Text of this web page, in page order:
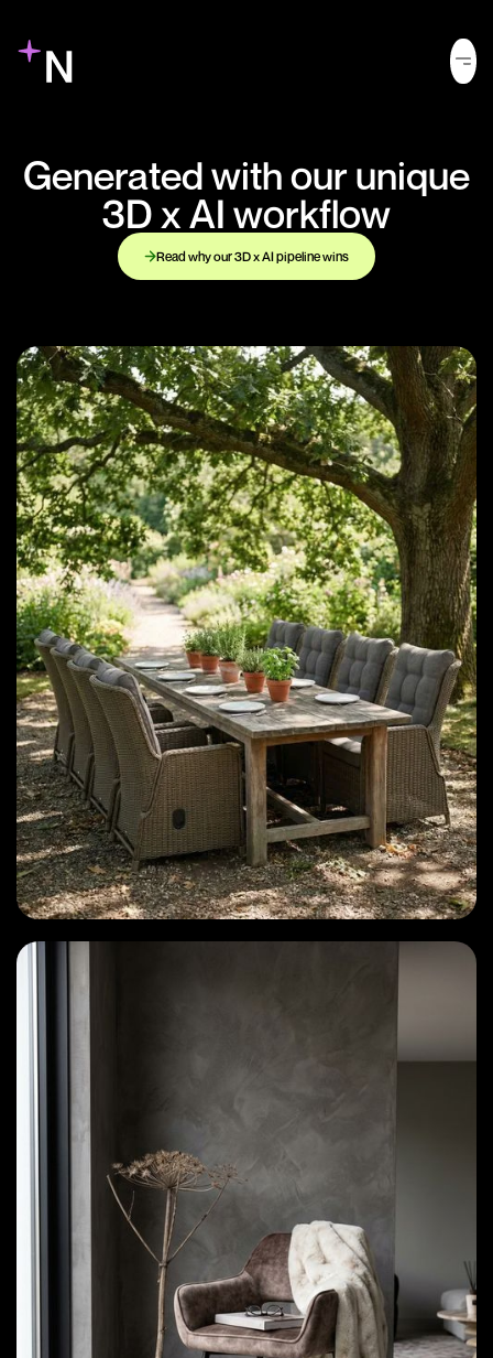
Generated with our unique
3D x AI workflow
Read why our 3D x AI pipeline wins